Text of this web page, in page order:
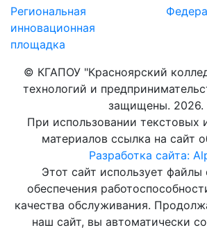
Региональная
инновационная
площадка
© КГАПОУ "Красноярский
технологий и
защищены. 2026.
При использовании текстовых
материалов ссылка на сайт
Разработка сайта:
Этот сайт использует файлы
обеспечения
качества обслуживания.
наш сайт, вы автоматически